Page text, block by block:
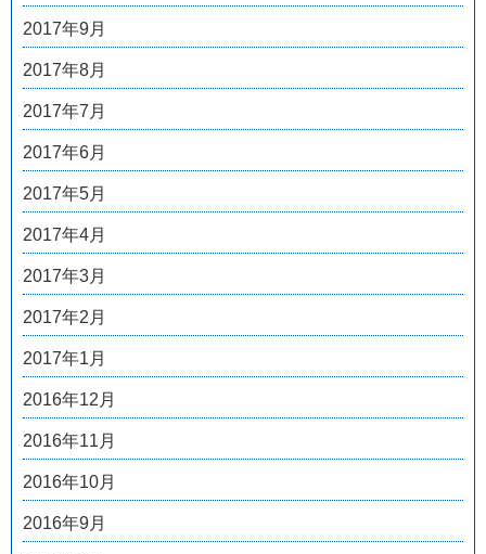
2017年9月
2017年8月
2017年7月
2017年6月
2017年5月
2017年4月
2017年3月
2017年2月
2017年1月
2016年12月
2016年11月
2016年10月
2016年9月